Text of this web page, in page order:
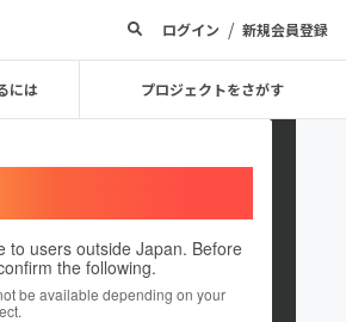
ログイン / 新規会員登録
には プロジェクトをさがす
to users outside Japan. Before
the following.
be available depending on your
sunrisetakagi